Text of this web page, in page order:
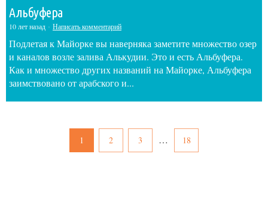
Альбуфера
10 лет назад Написать комментарий
Подлетая к Майорке вы наверняка заметите множество озер
и каналов возле залива Алькудии. Это и есть Альбуфера.
Как и множество других названий на Майорке, Альбуфера
заимствовано от арабского и...
1 2 3 … 18